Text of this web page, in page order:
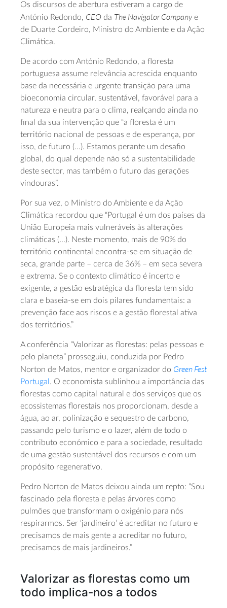
Os discursos de abertura estiveram a cargo de
António Redondo, CEO da The Navigator Companye
de Duarte Cordeiro, Ministro do Ambiente e da Ação
Climática.
De acordo com António Redondo, a floresta
portuguesa assume relevância acrescida enquanto
base da necessária e urgente transição para uma
bioeconomia circular, sustentável, favorável para a
natureza e neutra para o clima, realçando ainda no
final da sua intervenção que “a floresta é um
território nacional de pessoas e de esperança, por
isso, de futuro (…). Estamos perante um desafio
global, do qual depende não só a sustentabilidade
deste sector, mas também o futuro das gerações
vindouras”.
Por sua vez, o Ministro do Ambiente e da Ação
Climática recordou que “Portugal é um dos países da
União Europeia mais vulneráveis às alterações
climáticas (…). Neste momento, mais de 90% do
território continental encontra-se em situação de
seca, grande parte – cerca de 36% – em seca severa
e extrema. Se o contexto climático é incerto e
exigente, a gestão estratégica da floresta tem sido
clara e baseia-se em dois pilares fundamentais: a
prevenção face aos riscos e a gestão florestal ativa
dos territórios.”
A conferência “Valorizar as florestas: pelas pessoas e
pelo planeta” prosseguiu, conduzida por Pedro
Norton de Matos, mentor e organizador do Green Fest
Portugal . O economista sublinhou a importância das
florestas como capital natural e dos serviços que os
ecossistemas florestais nos proporcionam, desde a
água, ao ar, polinização e sequestro de carbono,
passando pelo turismo e o lazer, além de todo o
contributo económico e para a sociedade, resultado
de uma gestão sustentável dos recursos e com um
propósito regenerativo.
Pedro Norton de Matos deixou ainda um repto: “Sou
fascinado pela floresta e pelas árvores como
pulmões que transformam o oxigénio para nós
respirarmos. Ser ‘jardineiro’ é acreditar no futuro e
precisamos de mais gente a acreditar no futuro,
precisamos de mais jardineiros.”
Valorizar as florestas como um
todo implica-nos a todos